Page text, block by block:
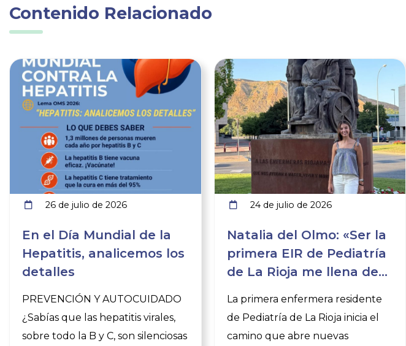
Contenido Relacionado
26 de julio de 2026
En el Día Mundial de la
Hepatitis, analicemos los
detalles
PREVENCIÓN Y AUTOCUIDADO
¿Sabías que las hepatitis virales,
sobre todo la B y C, son silenciosas
Ver noticia
24 de julio de 2026
Natalia del Olmo: «Ser la
primera EIR de Pediatría
de La Rioja me llena de
responsabilidad»
La primera enfermera residente
de Pediatría de La Rioja inicia el
camino que abre nuevas
Ver noticia